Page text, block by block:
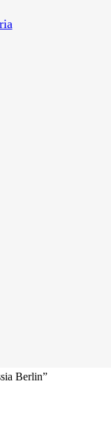
Berlin”